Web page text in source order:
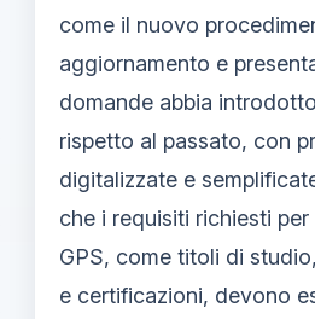
come il nuovo
aggiornamento e
domande abbia
rispetto al passato, con
digitalizzate e
che i requisiti richiesti
GPS, come titoli di
e certificazioni, devono